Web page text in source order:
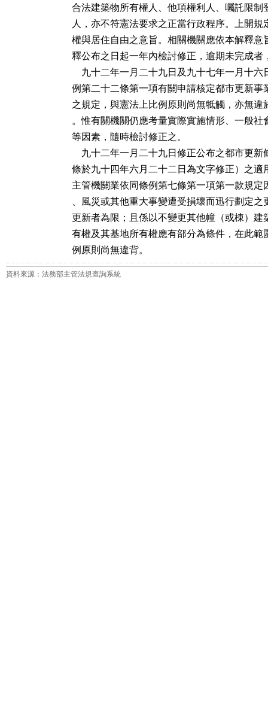
合法建築物所有權人、他項權利人、囑託限制
人，亦不符憲法要求之正當行政程序。上開
權與居住自由之意旨。相關機關應依本解釋意
釋公布之日起一年內檢討修正，逾期未完成者
九十二年一月二十九日及九十七年一月十
例第二十二條第一項有關申請核定都市更新事
之規定，與憲法上比例原則尚無牴觸，亦無違
。惟有關機關仍應考量實際實施情形、一般
等因素，隨時檢討修正之。
九十二年一月二十九日修正公布之都市更
條於九十四年六月二十二日為文字修正）之適
主管機關業依同條例第七條第一項第一款規定
、風災或其他重大事變遭受損壞而迅行劃定
更新者為限；且係以不變更其他幢（或棟）建
有權及其基地所有權應有部分為條件，在此範
例原則尚無違背。
資料來源：法務部主管法規查詢系統